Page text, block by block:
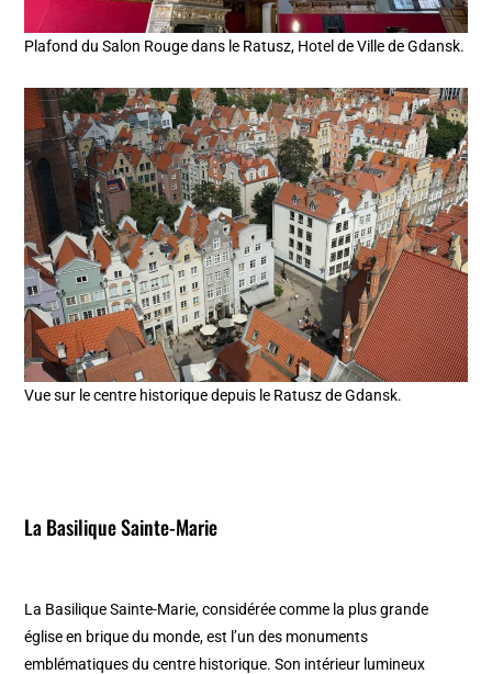
Plafond du Salon Rouge dans le Ratusz, Hotel de Ville de Gdansk.
Vue sur le centre historique depuis le Ratusz de Gdansk.
La Basilique Sainte-Marie
La Basilique Sainte-Marie, considérée comme la plus grande
église en brique du monde, est l’un des monuments
emblématiques du centre historique. Son intérieur lumineux